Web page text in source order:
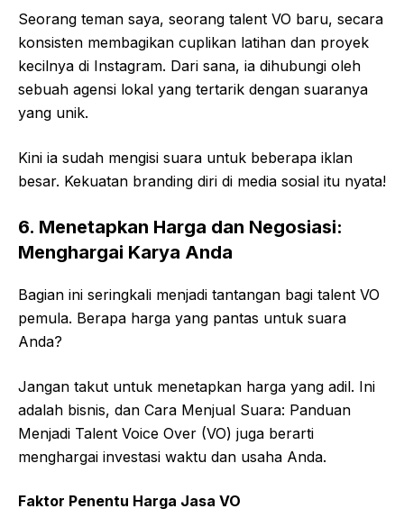
Seorang teman saya, seorang talent VO baru, secara
konsisten membagikan cuplikan latihan dan proyek
kecilnya di Instagram. Dari sana, ia dihubungi oleh
sebuah agensi lokal yang tertarik dengan suaranya
yang unik.
Kini ia sudah mengisi suara untuk beberapa iklan
besar. Kekuatan branding diri di media sosial itu nyata!
6. Menetapkan Harga dan Negosiasi:
Menghargai Karya Anda
Bagian ini seringkali menjadi tantangan bagi talent VO
pemula. Berapa harga yang pantas untuk suara
Anda?
Jangan takut untuk menetapkan harga yang adil. Ini
adalah bisnis, dan Cara Menjual Suara: Panduan
Menjadi Talent Voice Over (VO) juga berarti
menghargai investasi waktu dan usaha Anda.
Faktor Penentu Harga Jasa VO